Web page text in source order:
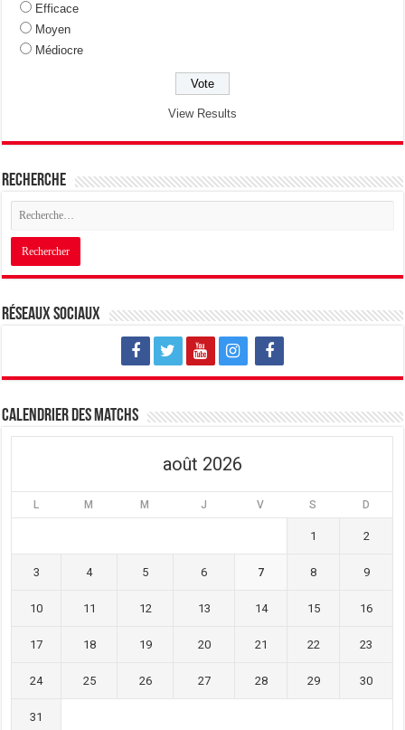
Efficace
Moyen
Médiocre
View Results
Recherche
Réseaux sociaux
Calendrier des matchs
août 2026
L M M J V S D
1 2
3 4 5 6 7 8 9
10 11 12 13 14 15 16
17 18 19 20 21 22 23
24 25 26 27 28 29 30
31